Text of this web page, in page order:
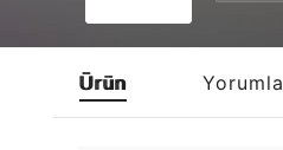
Ürün